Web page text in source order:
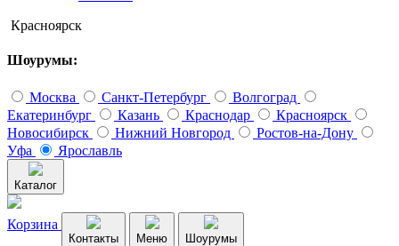
Красноярск
Шоурумы:
Москва Санкт-Петербург
Волгоград
Екатеринбург
Казань Краснодар
Красноярск
Новосибирск
Нижний Новгород
Ростов-на-Дону
Уфа
Ярославль
Каталог
Корзина
Контакты Меню Шоурумы